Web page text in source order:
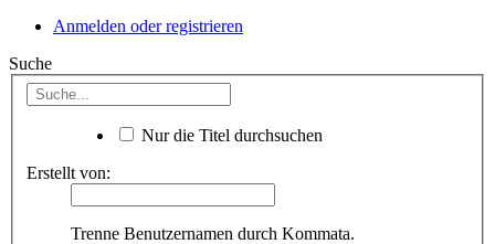
Anmelden oder registrieren
Suche
Nur die Titel durchsuchen
Erstellt von:
Trenne Benutzernamen durch Kommata.